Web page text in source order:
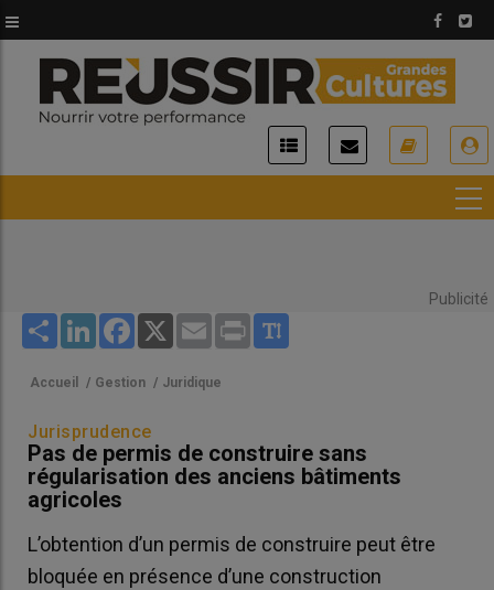
au
contenu
principal
Publicité
Share LinkedInFacebook
X Email Print
Accueil / Gestion / Juridique
Jurisprudence
Pas de permis de construire sans
régularisation des anciens bâtiments
agricoles
L’obtention d’un permis de construire peut être
bloquée en présence d’une construction